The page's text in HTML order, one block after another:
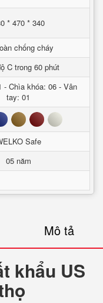
* 470 * 340
chống cháy
C trong 60 phút
- Chìa khóa: 06 - Vân
tay: 01
Nâu Đỏ Trắng
Safe
05 năm
Mô tả
khẩu US